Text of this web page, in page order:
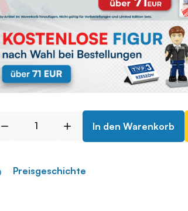
In den Warenkorb
Preisgeschichte